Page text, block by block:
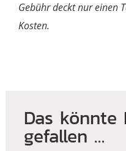
Gebühr deckt nur einen
Kosten.
Das könnte
gefallen …